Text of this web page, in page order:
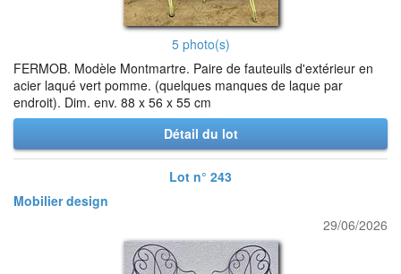
5 photo(s)
FERMOB. Modèle Montmartre. Paire de fauteuils d'extérieur en
acier laqué vert pomme. (quelques manques de laque par
endroit). Dim. env. 88 x 56 x 55 cm
Détail du lot
Lot n° 243
Mobilier design
29/06/2026